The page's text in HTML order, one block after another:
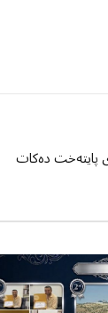
پایتەخت دەكات